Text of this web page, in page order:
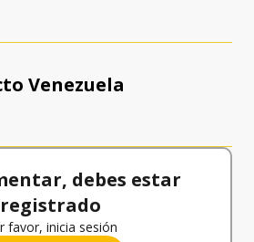
Venezuela
debes estar
registrado
favor, inicia sesión